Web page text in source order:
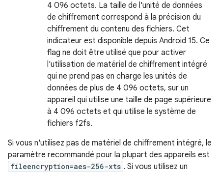
4 096 octets. La taille de l'unité de données
de chiffrement correspond à la précision du
chiffrement du contenu des fichiers. Cet
indicateur est disponible depuis Android 15. Ce
flag ne doit être utilisé que pour activer
l'utilisation de matériel de chiffrement intégré
qui ne prend pas en charge les unités de
données de plus de 4 096 octets, sur un
appareil qui utilise une taille de page supérieure
à 4 096 octets et qui utilise le système de
fichiers f2fs.
Si vous n'utilisez pas de matériel de chiffrement intégré, le
paramètre recommandé pour la plupart des appareils est
fileencryption=aes-256-xts . Si vous utilisez un